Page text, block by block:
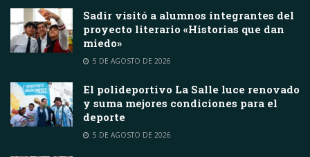
Sadir visitó a alumnos integrantes del
proyecto literario «Historias que dan
miedo»
5 DE AGOSTO DE 2026
El polideportivo La Salle luce renovado
y suma mejores condiciones para el
deporte
5 DE AGOSTO DE 2026